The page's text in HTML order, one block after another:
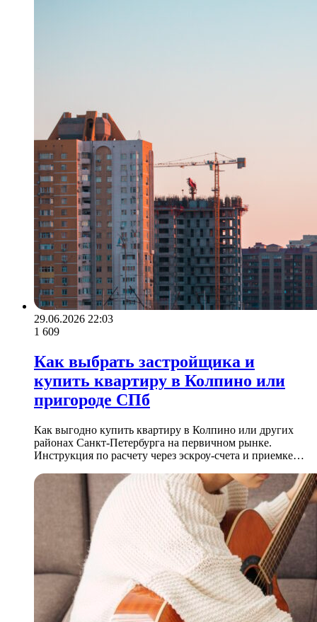
29.06.2026 22:03
1 609
Как выбрать застройщика и
купить квартиру в Колпино или
пригороде СПб
Как выгодно купить квартиру в Колпино или других
районах Санкт-Петербурга на первичном рынке.
Инструкция по расчету через эскроу-счета и приемке…